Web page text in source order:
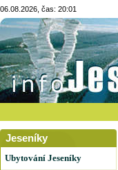
06.08.2026, čas: 20:01
Jeseníky
Ubytování Jeseníky